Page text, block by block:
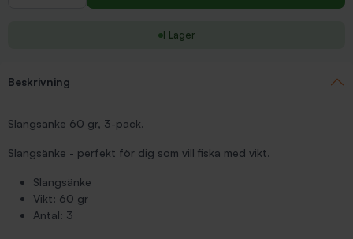
I Lager
Beskrivning
Slangsänke 60 gr, 3-pack.
Slangsänke - perfekt för dig som vill fiska med vikt.
Slangsänke
Vikt: 60 gr
Antal: 3